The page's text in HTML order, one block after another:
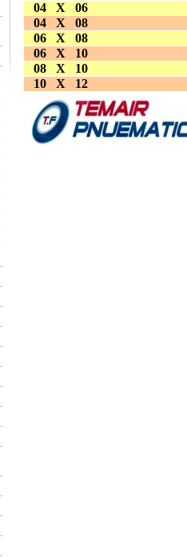
04 X 06
04 X 08
06 X 08
06 X 10
08 X 10
10 X 12